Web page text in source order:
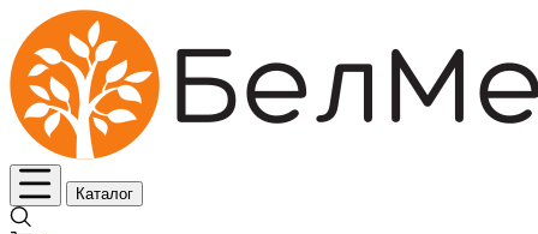
Каталог